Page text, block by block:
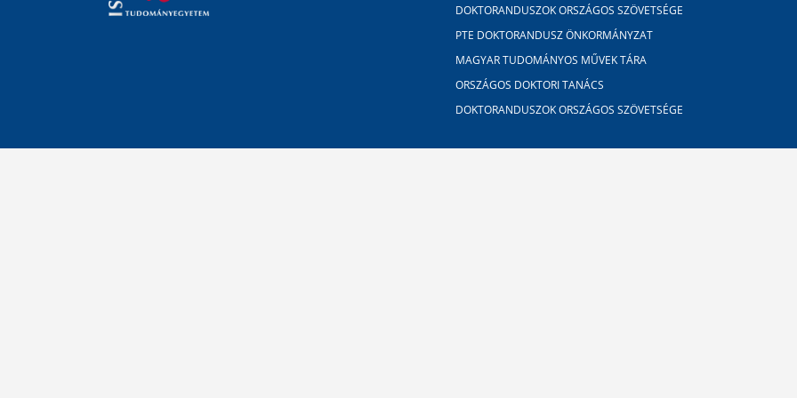
DOKTORANDUSZOK ORSZÁGOS SZÖVETSÉGE
PTE DOKTORANDUSZ ÖNKORMÁNYZAT
MAGYAR TUDOMÁNYOS MŰVEK TÁRA
ORSZÁGOS DOKTORI TANÁCS
DOKTORANDUSZOK ORSZÁGOS SZÖVETSÉGE